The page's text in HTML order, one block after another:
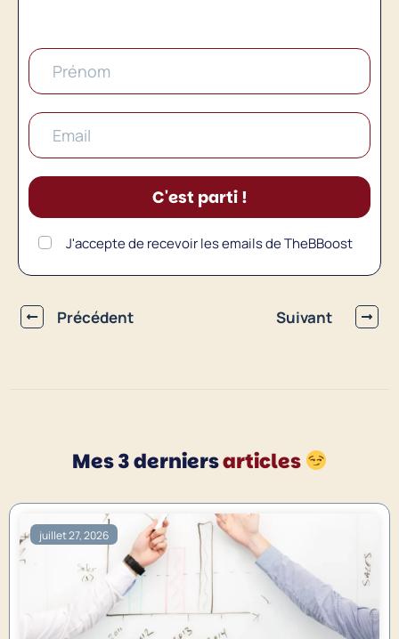
C'est parti !
J'accepte de recevoir les emails de TheBBoost
Précédent Suivant
Mes 3 derniersarticles
juillet 27, 2026